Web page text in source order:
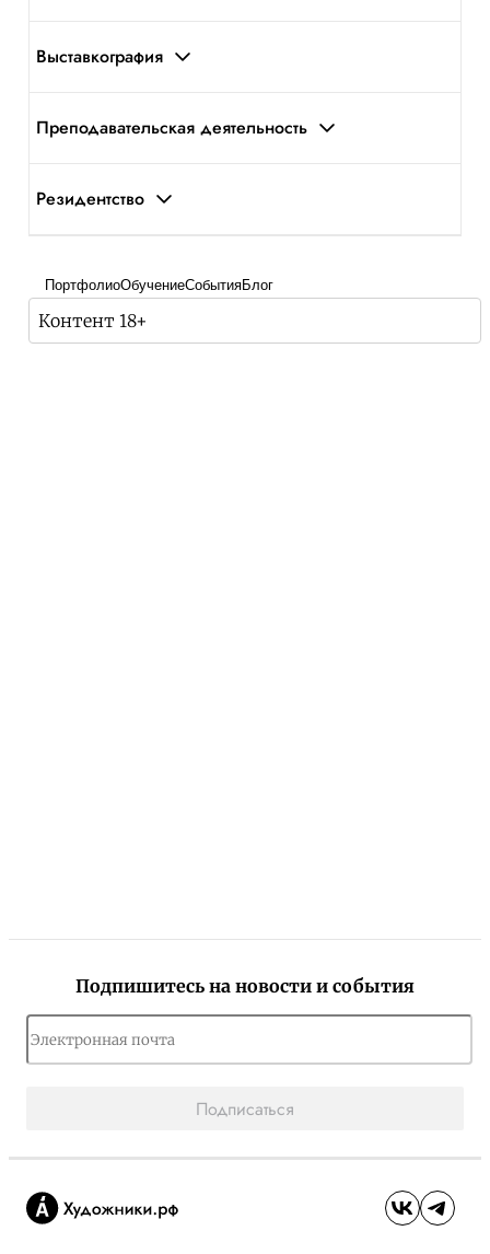
Выставкография
Преподавательская деятельность
Резидентство
ПортфолиоОбучениеСобытияБлог
Контент 18+
Подпишитесь на новости и события
Подписаться